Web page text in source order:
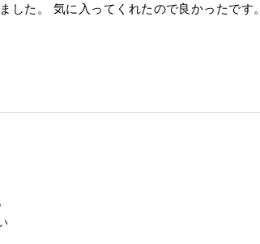
した。 気に入ってくれたので良かったです。